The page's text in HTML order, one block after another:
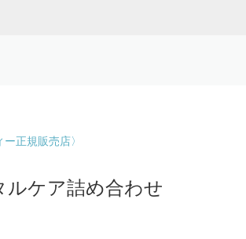
正規販売店〉
ルケア詰め合わせ